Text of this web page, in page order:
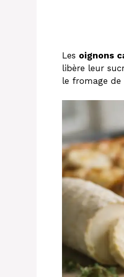
Les oignons
libère leur
le fromage